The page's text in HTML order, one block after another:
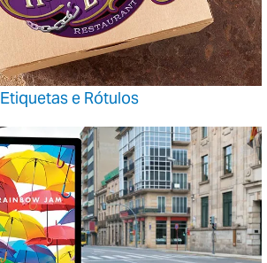
Etiquetas e Rótulos